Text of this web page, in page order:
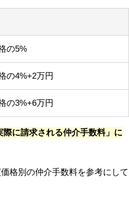
の5%
の4%+2万円
の3%+6万円
際に請求される仲介手数料」に
格別の仲介手数料を参考にして